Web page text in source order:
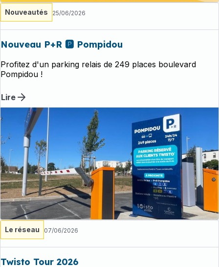
Nouveautés 25/06/2026
Nouveau P+R 🅿️ Pompidou
Profitez d'un parking relais de 249 places boulevard
Pompidou !
Lire
Le réseau 07/06/2026
Twisto Tour 2026